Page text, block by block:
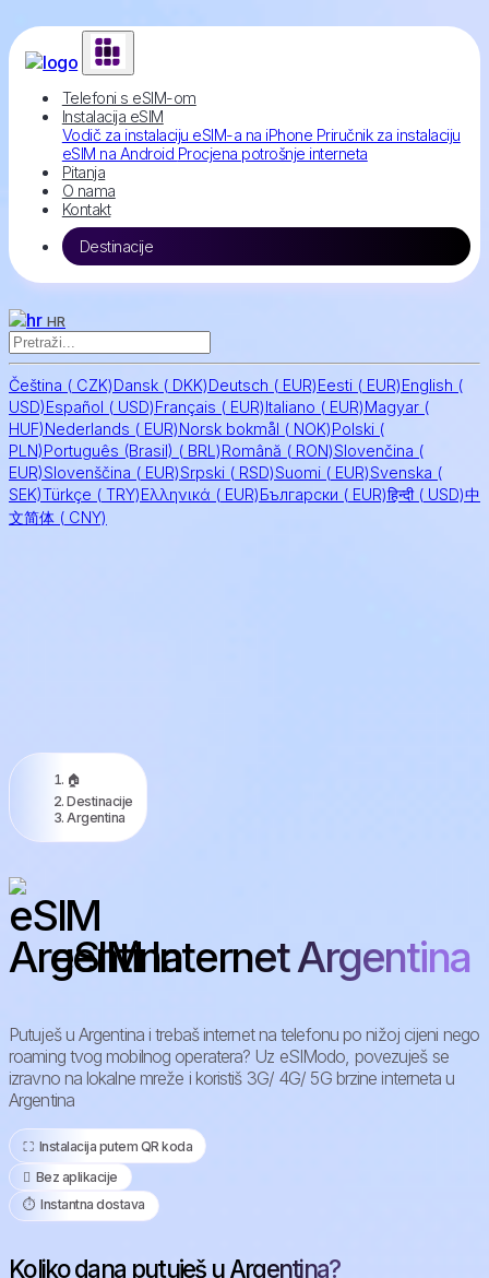
Telefoni s eSIM-om
Instalacija eSIM
Vodič za instalaciju eSIM-a na iPhone Priručnik za instalaciju
eSIM na Android Procjena potrošnje interneta
Pitanja
O nama
Kontakt
Destinacije
HR
Čeština ( CZK)Dansk ( DKK)Deutsch ( EUR)Eesti ( EUR)English (
USD)Español ( USD)Français ( EUR)Italiano ( EUR)Magyar (
HUF)Nederlands ( EUR)Norsk bokmål ( NOK)Polski (
PLN)Português (Brasil) ( BRL)Română ( RON)Slovenčina (
EUR)Slovenščina ( EUR)Srpski ( RSD)Suomi ( EUR)Svenska (
SEK)Türkçe ( TRY)Ελληνικά ( EUR)Български ( EUR)हिन्दी ( USD)中
文简体 ( CNY)
🏠
Destinacije
Argentina
eSIM Internet Argentina
Putuješ u Argentina i trebaš internet na telefonu po nižoj cijeni nego
roaming tvog mobilnog operatera? Uz eSIModo, povezuješ se
izravno na lokalne mreže i koristiš 3G/ 4G/ 5G brzine interneta u
Argentina
⛶️️ Instalacija putem QR koda
️ Bez aplikacije
⏱️️ Instantna dostava
Koliko dana putuješ u Argentina?